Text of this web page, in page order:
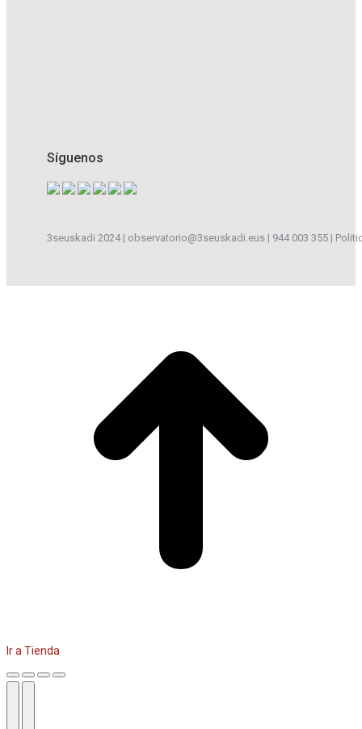
Síguenos
3seuskadi 2024 | observatorio@3seuskadi.eus | 944 003 355 |
Ir a Tienda